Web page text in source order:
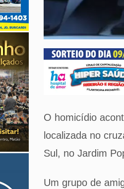
O homicídio
localizada no
Sul, no Jardim
Um grupo de